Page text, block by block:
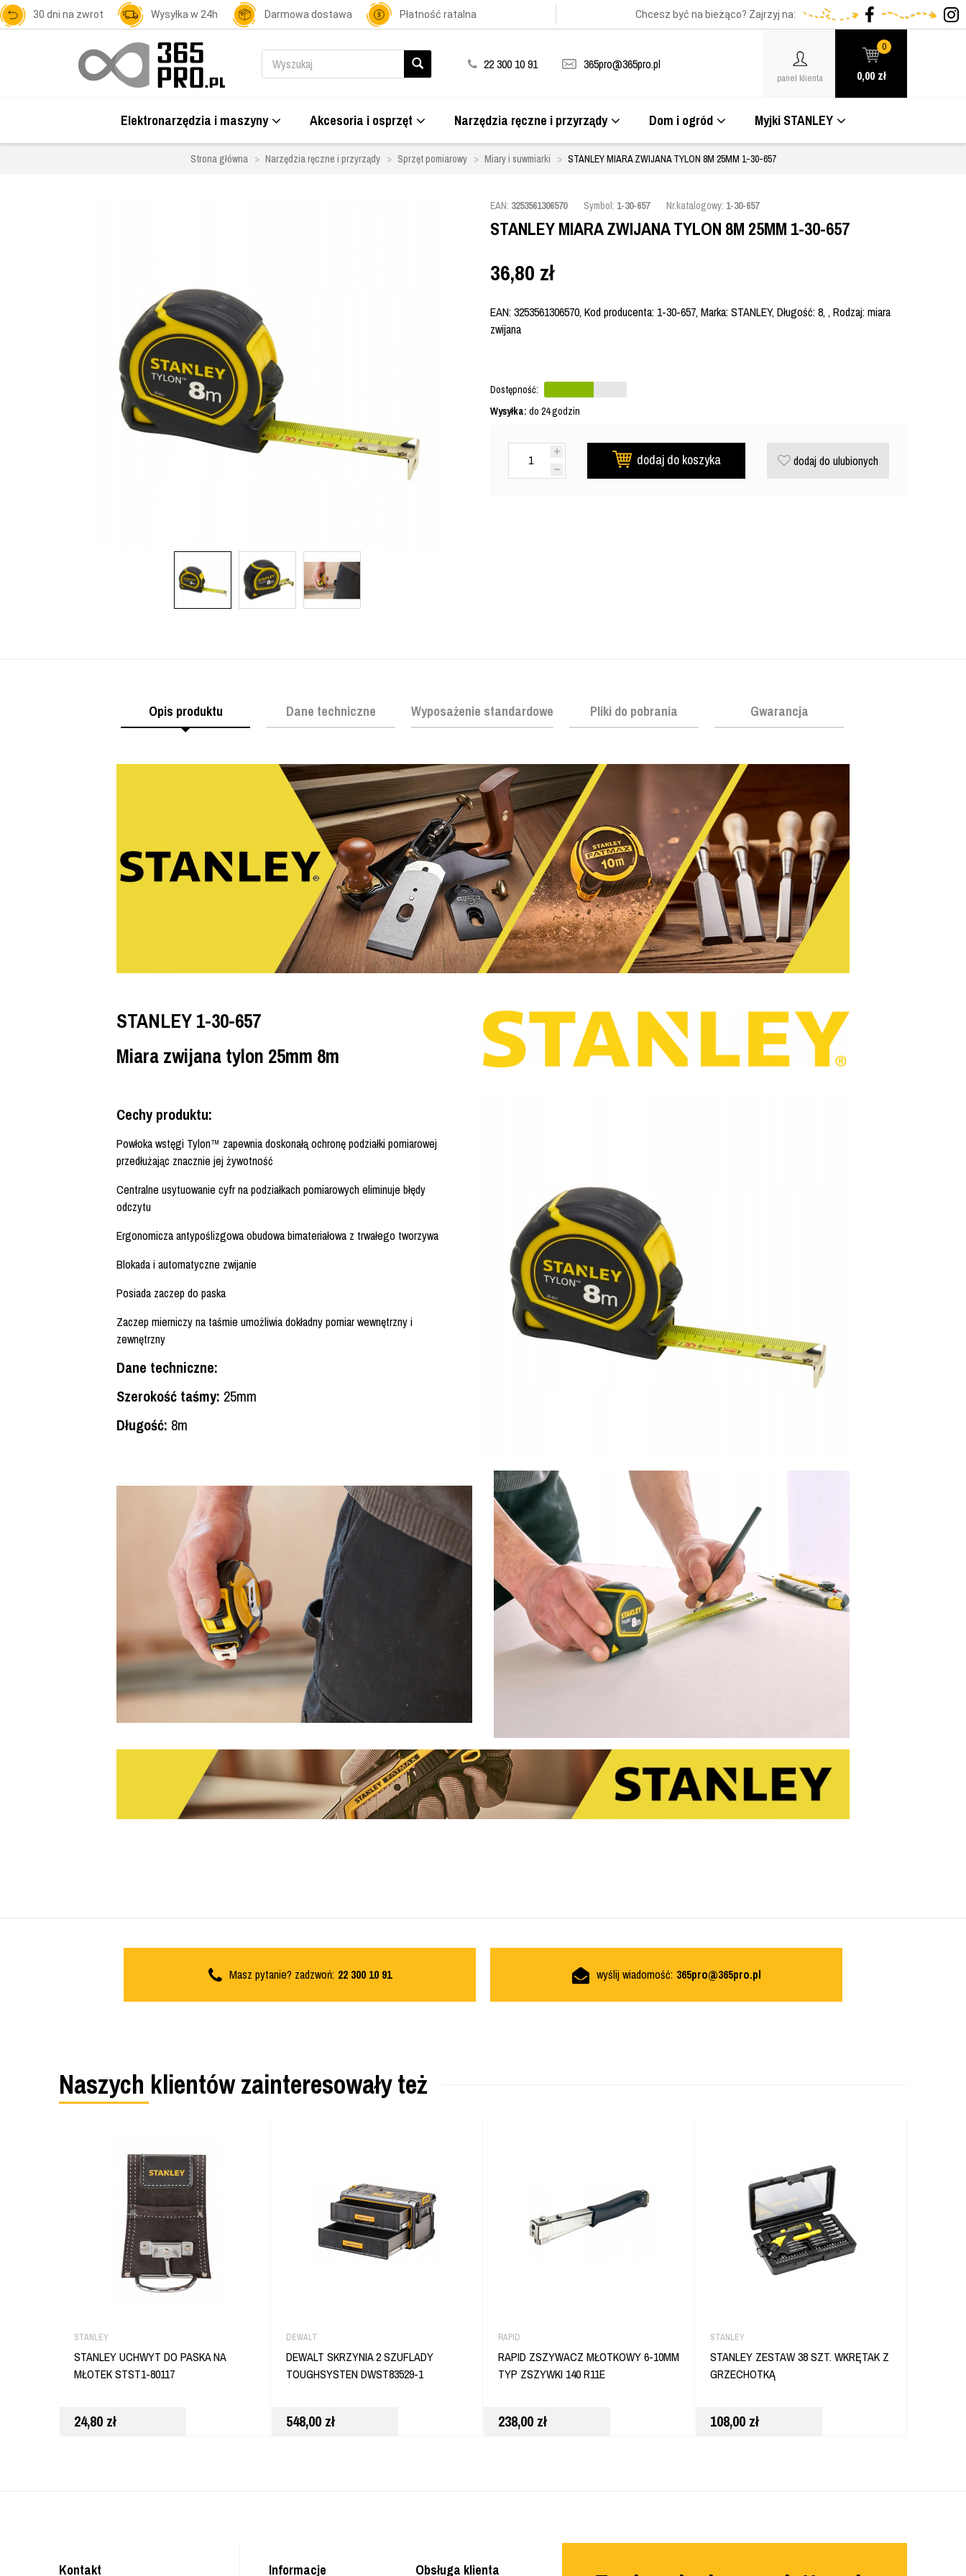
30 dni na zwrot Wysyłka w 24h Darmowa dostawa Płatność ratalna Chcesz być na bieżąco? Zajrzyj na:
22 300 10 91 365pro@365pro.pl
panel klienta
0
0,00 zł
Elektronarzędzia i maszyny Akcesoria i osprzęt Narzędzia ręczne i przyrządy Dom i ogród Myjki STANLEY
Strona główna Narzędzia ręczne i przyrządy Sprzęt pomiarowy Miary i suwmiarki STANLEY MIARA ZWIJANA TYLON 8M 25MM 1-30-657
EAN: 3253561306570 Symbol: 1-30-657 Nr.katalogowy: 1-30-657
STANLEY MIARA ZWIJANA TYLON 8M 25MM 1-30-657
36,80 zł
EAN: 3253561306570, Kod producenta: 1-30-657, Marka: STANLEY, Długość: 8, , Rodzaj: miara
zwijana
Dostępność:
Wysyłka: do 24 godzin
dodaj do koszyka dodaj do ulubionych
Opis produktu Dane techniczne Wyposażenie standardowe Pliki do pobrania Gwarancja
STANLEY 1-30-657
Miara zwijana tylon 25mm 8m
Cechy produktu:
Powłoka wstęgi Tylon™ zapewnia doskonałą ochronę podziałki pomiarowej
przedłużając znacznie jej żywotność
Centralne usytuowanie cyfr na podziałkach pomiarowych eliminuje błędy
odczytu
Ergonomicza antypoślizgowa obudowa bimateriałowa z trwałego tworzywa
Blokada i automatyczne zwijanie
Posiada zaczep do paska
Zaczep mierniczy na taśmie umożliwia dokładny pomiar wewnętrzny i
zewnętrzny
Dane techniczne:
Szerokość taśmy: 25mm
Długość: 8m
Masz pytanie? zadzwoń: 22 300 10 91 wyślij wiadomość: 365pro@365pro.pl
Naszych klientów zainteresowały też
STANLEY
STANLEY UCHWYT DO PASKA NA
MŁOTEK STST1-80117
24,80 zł
DEWALT
DEWALT SKRZYNIA 2 SZUFLADY
TOUGHSYSTEN DWST83529-1
548,00 zł
RAPID
RAPID ZSZYWACZ MŁOTKOWY 6-10MM
TYP ZSZYWKI 140 R11E
238,00 zł
STANLEY
STANLEY ZESTAW 38 SZT. WKRĘTAK Z
GRZECHOTKĄ
108,00 zł
Informacje Obsługa klienta
Kontakt